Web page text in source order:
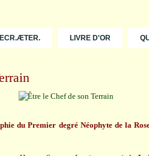
LIVRE D'OR
du Premier degré Néophyte de la